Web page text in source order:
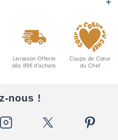
Livraison Offerte
dès 89€ d'achats
Coups de Cœur
du Chef
nous !